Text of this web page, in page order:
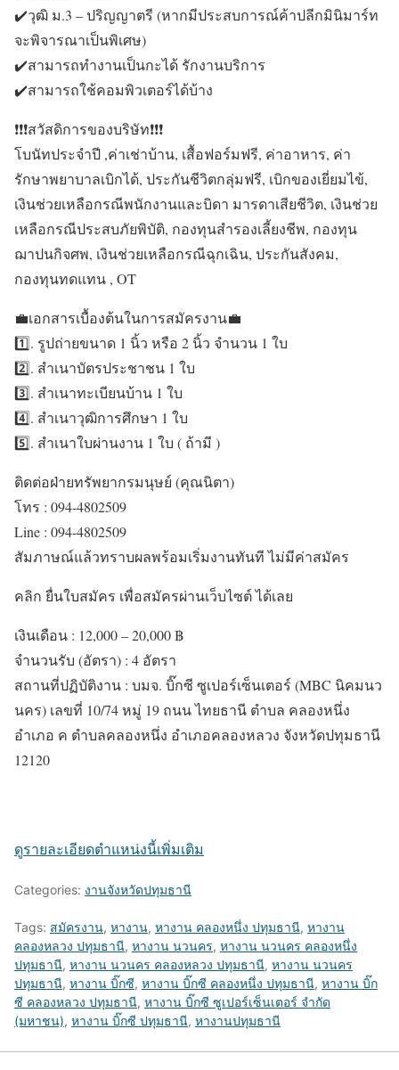
✔️วุฒิ ม.3 – ปริญญาตรี (หากมีประสบการณ์ค้าปลีกมินิมาร์ท
จะพิจารณาเป็นพิเศษ)
✔️สามารถทำงานเป็นกะได้ รักงานบริการ
✔️สามารถใช้คอมพิวเตอร์ได้บ้าง
❗️❗️❗️สวัสดิการของบริษัท❗️❗️❗️
โบนัทประจำปี ,ค่าเช่าบ้าน, เสื้อฟอร์มฟรี, ค่าอาหาร, ค่า
รักษาพยาบาลเบิกได้, ประกันชีวิตกลุ่มฟรี, เบิกของเยี่ยมไข้,
เงินช่วยเหลือกรณีพนักงานและบิดา มารดาเสียชีวิต, เงินช่วย
เหลือกรณีประสบภัยพิบัติ, กองทุนสำรองเลี้ยงชีพ, กองทุน
ฌาปนกิจศพ, เงินช่วยเหลือกรณีฉุกเฉิน, ประกันสังคม,
กองทุนทดแทน , OT
💼เอกสารเบื้องต้นในการสมัครงาน💼
1️⃣. รูปถ่ายขนาด 1 นิ้ว หรือ 2 นิ้ว จำนวน 1 ใบ
2️⃣. สำเนาบัตรประชาชน 1 ใบ
3️⃣. สำเนาทะเบียนบ้าน 1 ใบ
4️⃣. สำเนาวุฒิการศึกษา 1 ใบ
5️⃣. สำเนาใบผ่านงาน 1 ใบ ( ถ้ามี )
ติดต่อฝ่ายทรัพยากรมนุษย์ (คุณนิตา)
โทร : 094-4802509
Line : 094-4802509
สัมภาษณ์แล้วทราบผลพร้อมเริ่มงานทันที ไม่มีค่าสมัคร
คลิก ยื่นใบสมัคร เพื่อสมัครผ่านเว็บไซต์ ได้เลย
เงินเดือน : 12,000 – 20,000 ฿
จำนวนรับ (อัตรา) : 4 อัตรา
สถานที่ปฏิบัติงาน : บมจ. บิ๊กซี ซูเปอร์เซ็นเตอร์ (MBC นิคมนว
นคร) เลขที่ 10/74 หมู่ 19 ถนน ไทยธานี ตำบล คลองหนึ่ง
อำเภอ ค ตำบลคลองหนึ่ง อำเภอคลองหลวง จังหวัดปทุมธานี
12120
ดูรายละเอียดตำแหน่งนี้เพิ่มเติม
Categories: งานจังหวัดปทุมธานี
Tags: สมัครงาน, หางาน, หางาน คลองหนึ่ง ปทุมธานี, หางาน
คลองหลวง ปทุมธานี, หางาน นวนคร, หางาน นวนคร คลองหนึ่ง
ปทุมธานี, หางาน นวนคร คลองหลวง ปทุมธานี, หางาน นวนคร
ปทุมธานี, หางาน บิ๊กซี, หางาน บิ๊กซี คลองหนึ่ง ปทุมธานี, หางาน บิ๊ก
ซี คลองหลวง ปทุมธานี, หางาน บิ๊กซี ซูเปอร์เซ็นเตอร์ จำกัด
(มหาชน), หางาน บิ๊กซี ปทุมธานี, หางานปทุมธานี